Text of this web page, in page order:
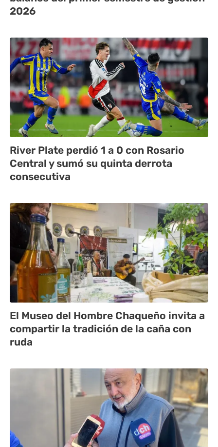
2026
River Plate perdió 1 a 0 con Rosario
Central y sumó su quinta derrota
consecutiva
El Museo del Hombre Chaqueño invita a
compartir la tradición de la caña con
ruda